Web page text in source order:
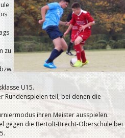
zu
U15.
Rundenspielen teil, bei denen die
ihren Meister ausspielen.
gegen die Bertolt-Brecht-Oberschule bei